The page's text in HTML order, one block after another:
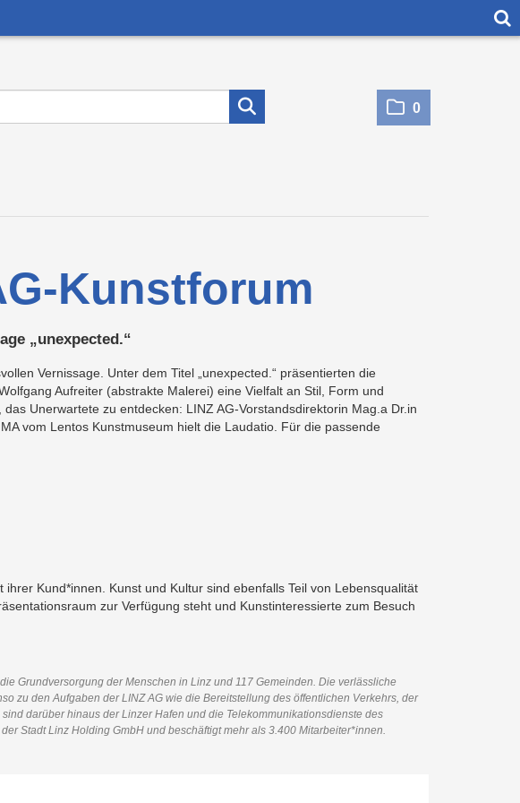
0
Kunstforum
„unexpected.“
Vernissage. Unter dem Titel „unexpected.“ präsentierten die
Aufreiter (abstrakte Malerei) eine Vielfalt an Stil, Form und
Unerwartete zu entdecken: LINZ AG-Vorstandsdirektorin Mag.a Dr.in
vom Lentos Kunstmuseum hielt die Laudatio. Für die passende
Kund*innen. Kunst und Kultur sind ebenfalls Teil von Lebensqualität
zur Verfügung steht und Kunstinteressierte zum Besuch
Grundversorgung der Menschen in Linz und 117 Gemeinden. Die verlässliche
zu den Aufgaben der LINZ AG wie die Bereitstellung des öffentlichen Verkehrs, der
darüber hinaus der Linzer Hafen und die Telekommunikationsdienste des
Stadt Linz Holding GmbH und beschäftigt mehr als 3.400 Mitarbeiter*innen.